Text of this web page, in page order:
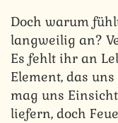
Doch warum
langweilig an?
Es fehlt ihr an
Element, das
mag uns
liefern, doch